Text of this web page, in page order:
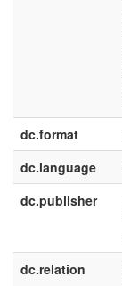
dc.format
dc.language
dc.publisher
dc.relation